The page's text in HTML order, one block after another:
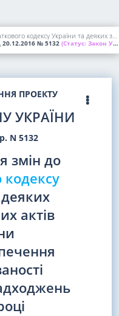
Про внесення змін до Податкового кодексу України та деяких законодавчих актів України щодо забезпечення збалансованості бюджетних надходжень у 2017 році
20.12.2016 № 5132 (Статус: Закон України; підписаний Президентом України)
ПРОЕКТУ
УКРАЇНИ
N 5132
змін до
кодексу
актів